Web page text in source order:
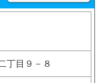
丁目９－８